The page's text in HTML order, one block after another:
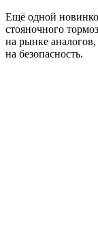
Ещё одной
стояночного
на рынке
на безопасность.